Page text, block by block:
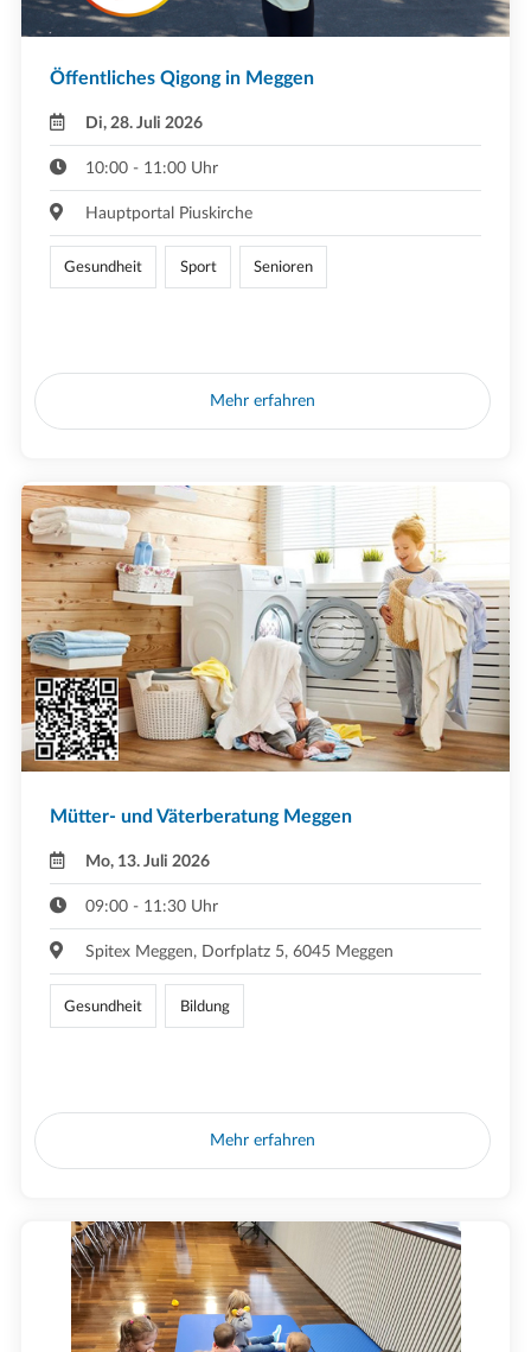
Öffentliches Qigong in Meggen
Di, 28. Juli 2026
10:00 - 11:00 Uhr
Hauptportal Piuskirche
Gesundheit Sport Senioren
Mehr erfahren
Mütter- und Väterberatung Meggen
Mo, 13. Juli 2026
09:00 - 11:30 Uhr
Spitex Meggen, Dorfplatz 5, 6045 Meggen
Gesundheit Bildung
Mehr erfahren